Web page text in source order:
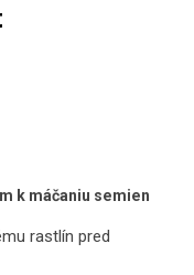
k máčaniu semien
rastlín pred